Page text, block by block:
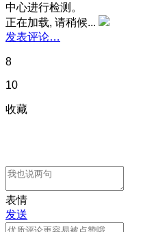
中心进行检测。
正在加载, 请稍候...
发表评论…
8
10
收藏
表情
发送